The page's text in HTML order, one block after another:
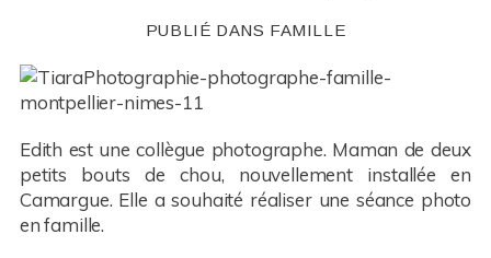
PUBLIÉ DANS FAMILLE
Edith est une collègue photographe. Maman de deux
petits bouts de chou, nouvellement installée en
Camargue. Elle a souhaité réaliser une séance photo
en famille.